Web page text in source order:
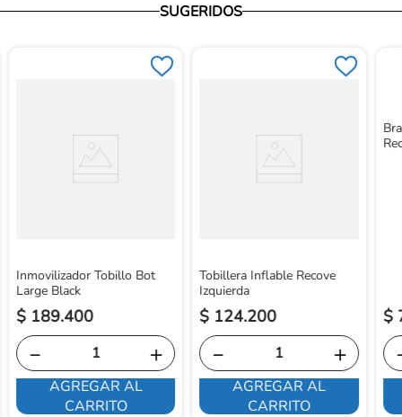
SUGERIDOS
Inmovilizador Tobillo Bot
Large Black
$ 189.400
＋
－
AGREGAR AL
CARRITO
Tobillera Inflable Recove
Izquierda
$ 124.200
＋
－
AGREGAR AL
CARRITO
$